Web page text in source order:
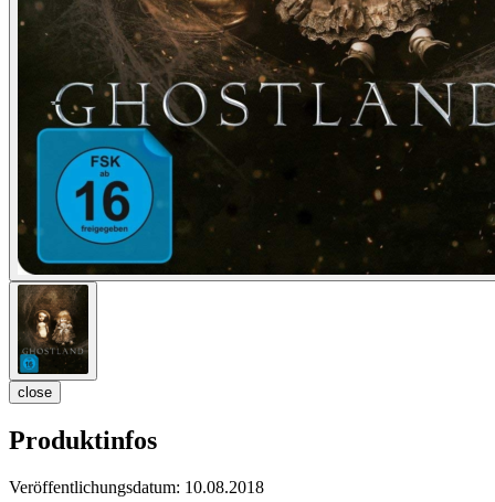
close
Produktinfos
Veröffentlichungsdatum: 10.08.2018